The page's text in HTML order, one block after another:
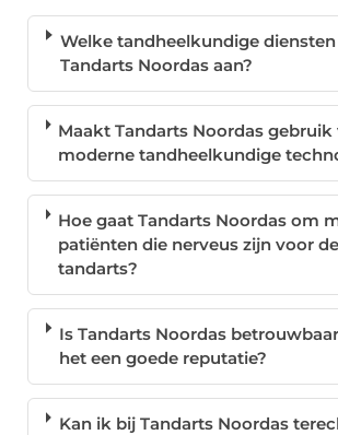
Welke tandheelkundige
Tandarts Noordas aan?
Maakt Tandarts Noordas gebruik
moderne tandheelkundige
Hoe gaat Tandarts Noordas om
patiënten die nerveus zijn voor de
tandarts?
Is Tandarts Noordas
het een goede reputatie?
Kan ik bij Tandarts Noordas